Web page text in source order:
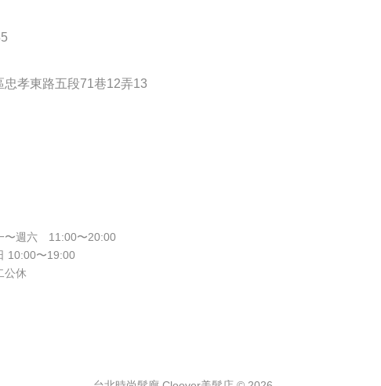
忠孝東路五段71巷12弄13
〜週六 11:00〜20:00
10:00〜19:00
公休